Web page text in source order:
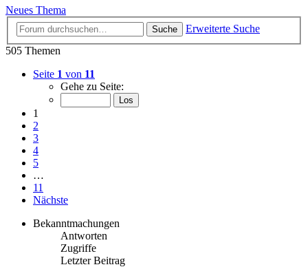
Neues Thema
Suche
Erweiterte Suche
505 Themen
Seite 1 von 11
Gehe zu Seite:
1
2
3
4
5
…
11
Nächste
Bekanntmachungen
Antworten
Zugriffe
Letzter Beitrag